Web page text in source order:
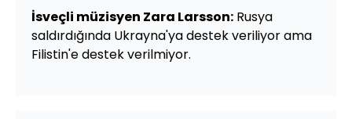
İsveçli müzisyen Zara Larsson: Rusya
saldırdığında Ukrayna'ya destek veriliyor ama
Filistin'e destek verilmiyor.